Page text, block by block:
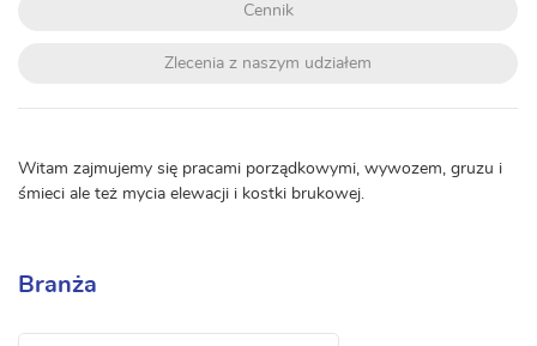
Cennik
Zlecenia z naszym udziałem
Witam zajmujemy się pracami porządkowymi, wywozem, gruzu i
śmieci ale też mycia elewacji i kostki brukowej.
Branża